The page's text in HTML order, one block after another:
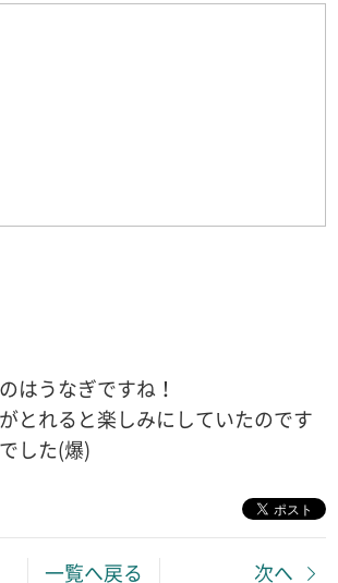
はうなぎですね！
とれると楽しみにしていたのです
した(爆)
一覧へ戻る 次へ